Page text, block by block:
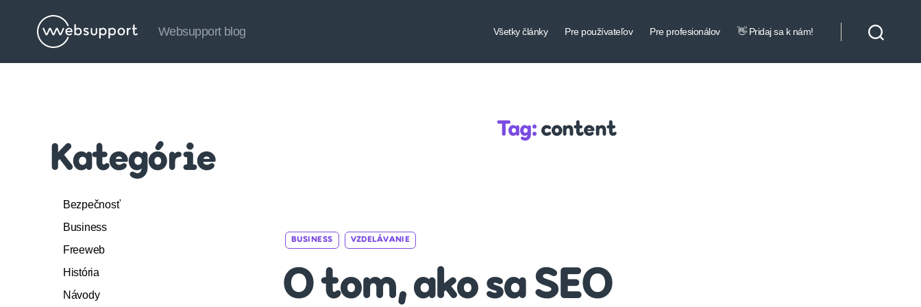
Websupport
Websupport blog Všetky články Pre používateľov Pre profesionálov 👋 Pridaj sa k nám!
Kategórie
Bezpečnosť
Business
Freeweb
História
Návody
Tag: content
BUSINESS VZDELÁVANIE
O tom, ako sa SEO